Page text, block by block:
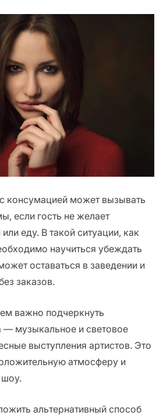
с консумацией может вызывать
если гость не желает
еду. В такой ситуации, как
научиться убеждать
оставаться в заведении и
заказов.
важно подчеркнуть
— музыкальное и световое
выступления артистов. Это
атмосферу и
шоу.
альтернативный способ